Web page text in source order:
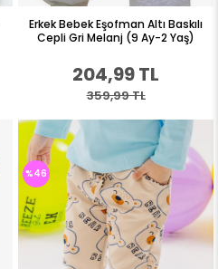
Erkek Bebek Eşofman Altı Baskılı
Cepli Gri Melanj (9 Ay-2 Yaş)
204,99 TL
359,99 TL
%46